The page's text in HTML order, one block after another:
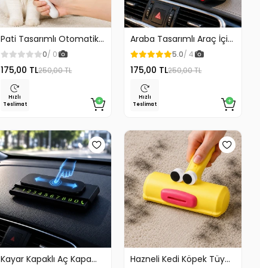
Pati Tasarımlı Otomatik
Temizlenen Evcil Hayvan
Fırçası
0/ 0
175,00 TL250,00 TL
Hızlı
Teslimat
Araba Tasarımlı Araç İçi
Telefon Tutucu 360
Dönebilen Ayarlı
5.0/ 4
175,00 TL250,00 TL
Hızlı
Teslimat
Kayar Kapaklı Aç Kapa
Hazneli Kedi Köpek Tüy